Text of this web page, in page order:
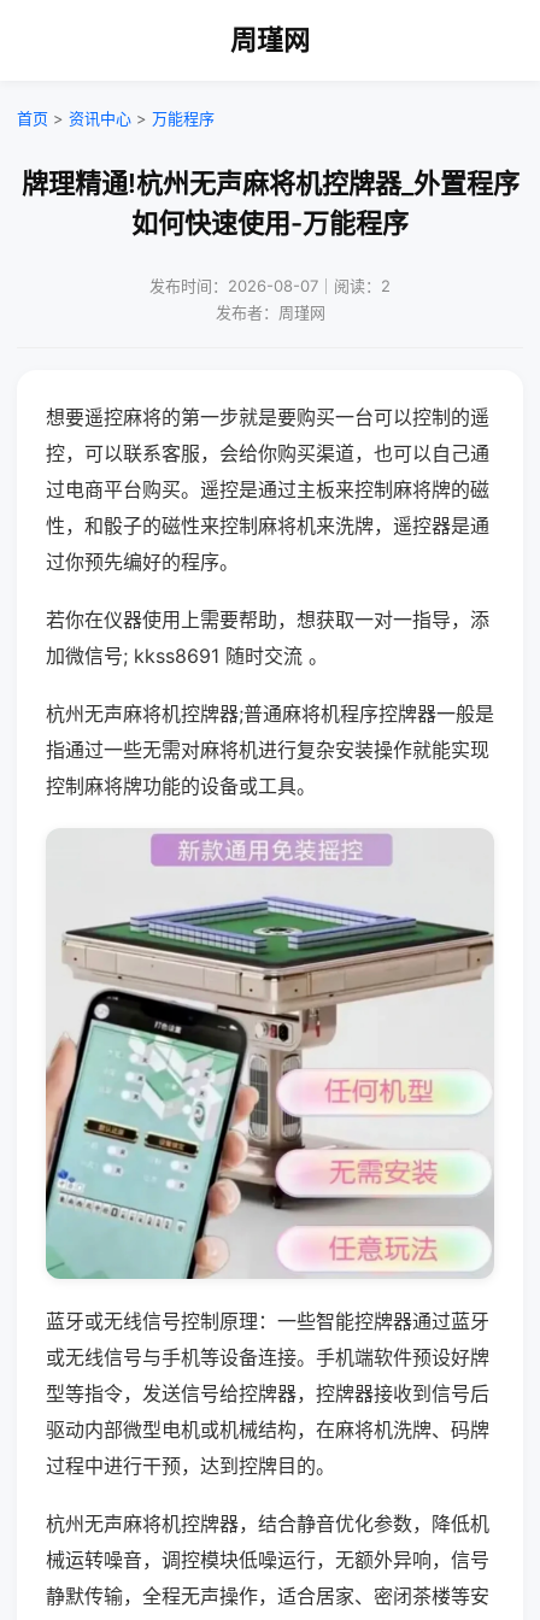
周瑾网
首页 > 资讯中心 > 万能程序
牌理精通!杭州无声麻将机控牌器_外置程序
如何快速使用-万能程序
发布时间：2026-08-07｜阅读：2
发布者：周瑾网
想要遥控麻将的第一步就是要购买一台可以控制的遥
控，可以联系客服，会给你购买渠道，也可以自己通
过电商平台购买。遥控是通过主板来控制麻将牌的磁
性，和骰子的磁性来控制麻将机来洗牌，遥控器是通
过你预先编好的程序。
若你在仪器使用上需要帮助，想获取一对一指导，添
加微信号; kkss8691 随时交流 。
杭州无声麻将机控牌器;普通麻将机程序控牌器一般是
指通过一些无需对麻将机进行复杂安装操作就能实现
控制麻将牌功能的设备或工具。
蓝牙或无线信号控制原理：一些智能控牌器通过蓝牙
或无线信号与手机等设备连接。手机端软件预设好牌
型等指令，发送信号给控牌器，控牌器接收到信号后
驱动内部微型电机或机械结构，在麻将机洗牌、码牌
过程中进行干预，达到控牌目的。
杭州无声麻将机控牌器，结合静音优化参数，降低机
械运转噪音，调控模块低噪运行，无额外异响，信号
静默传输，全程无声操作，适合居家、密闭茶楼等安